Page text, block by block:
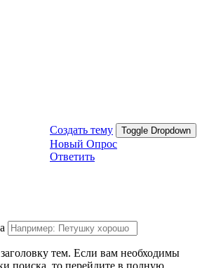
Создать тему Toggle Dropdown
Новый Опрос
Ответить
тем. Если вам необходимы
поиска, то перейдите в полную